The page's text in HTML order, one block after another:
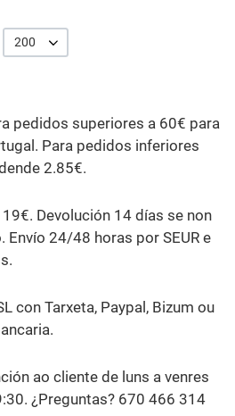
200
pedidos superiores a 60€ para
Para pedidos inferiores
2.85€.
Devolución 14 días se non
24/48 horas por SEUR e
con Tarxeta, Paypal, Bizum ou
ao cliente de luns a venres
¿Preguntas? 670 466 314